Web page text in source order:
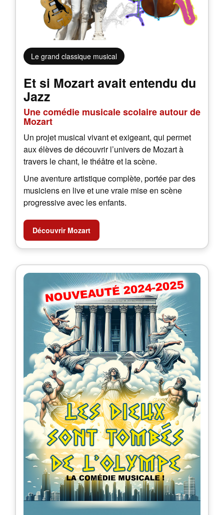
Le grand classique musical
Et si Mozart avait entendu du
Jazz
Une comédie musicale scolaire autour de
Mozart
Un projet musical vivant et exigeant, qui permet
aux élèves de découvrir l’univers de Mozart à
travers le chant, le théâtre et la scène.
Une aventure artistique complète, portée par des
musiciens en live et une vraie mise en scène
progressive avec les enfants.
Découvrir Mozart